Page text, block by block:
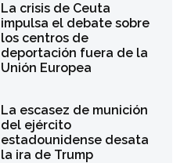
La crisis de Ceuta
impulsa el debate sobre
los centros de
deportación fuera de la
Unión Europea
La escasez de munición
del ejército
estadounidense desata
la ira de Trump